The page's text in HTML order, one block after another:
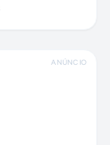
ANÚNCIO